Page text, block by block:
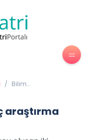
/ Bilim
araştırma